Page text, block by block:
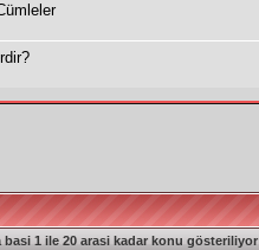
1 ile 20 arasi kadar konu gösteriliyor